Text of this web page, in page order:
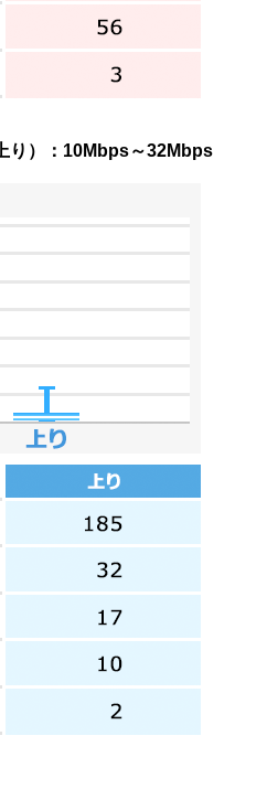
り）：10Mbps～32Mbps